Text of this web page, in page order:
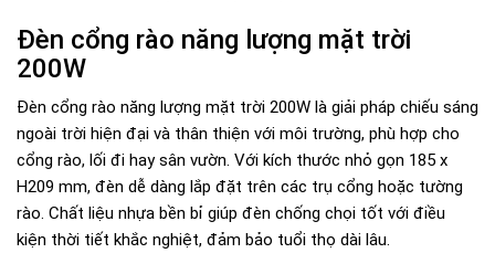
Đèn cổng rào năng lượng mặt trời
200W
Đèn cổng rào năng lượng mặt trời 200W là giải pháp chiếu sáng
ngoài trời hiện đại và thân thiện với môi trường, phù hợp cho
cổng rào, lối đi hay sân vườn. Với kích thước nhỏ gọn 185 x
H209 mm, đèn dễ dàng lắp đặt trên các trụ cổng hoặc tường
rào. Chất liệu nhựa bền bỉ giúp đèn chống chọi tốt với điều
kiện thời tiết khắc nghiệt, đảm bảo tuổi thọ dài lâu.